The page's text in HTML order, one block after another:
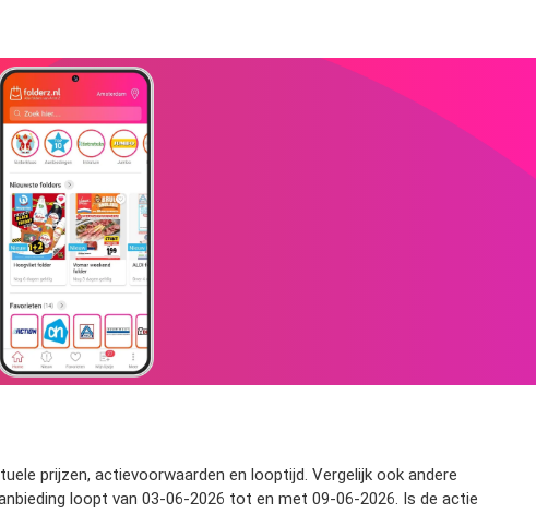
prijzen, actievoorwaarden en looptijd. Vergelijk ook andere
loopt van 03-06-2026 tot en met 09-06-2026. Is de actie